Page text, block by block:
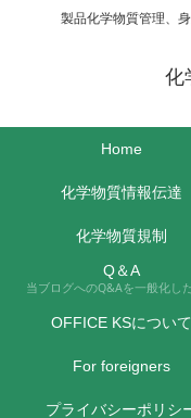
製品化学物質管理、
化
Home
化学物質情報伝達
化学物質規制
Q＆A
当ブログへのQ&Aを一般化し
OFFICE KSについて
For foreigners
プライバシーポリシ